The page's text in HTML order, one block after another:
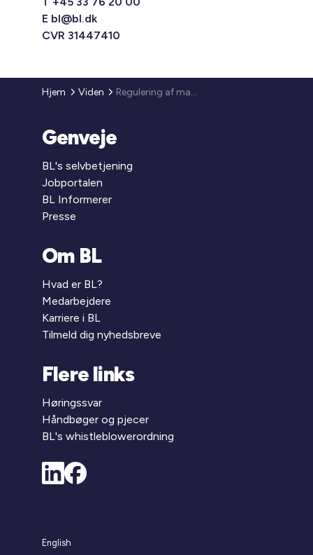
E bl@bl.dk
CVR 31447410
Hjem Viden Regulering af maksimumhuslejen 2020
Genveje
BL's selvbetjening
Jobportalen
BL Informerer
Presse
Om BL
Hvad er BL?
Medarbejdere
Karriere i BL
Tilmeld dig nyhedsbreve
Flere links
Høringssvar
Håndbøger og pjecer
BL's whistleblowerordning
English